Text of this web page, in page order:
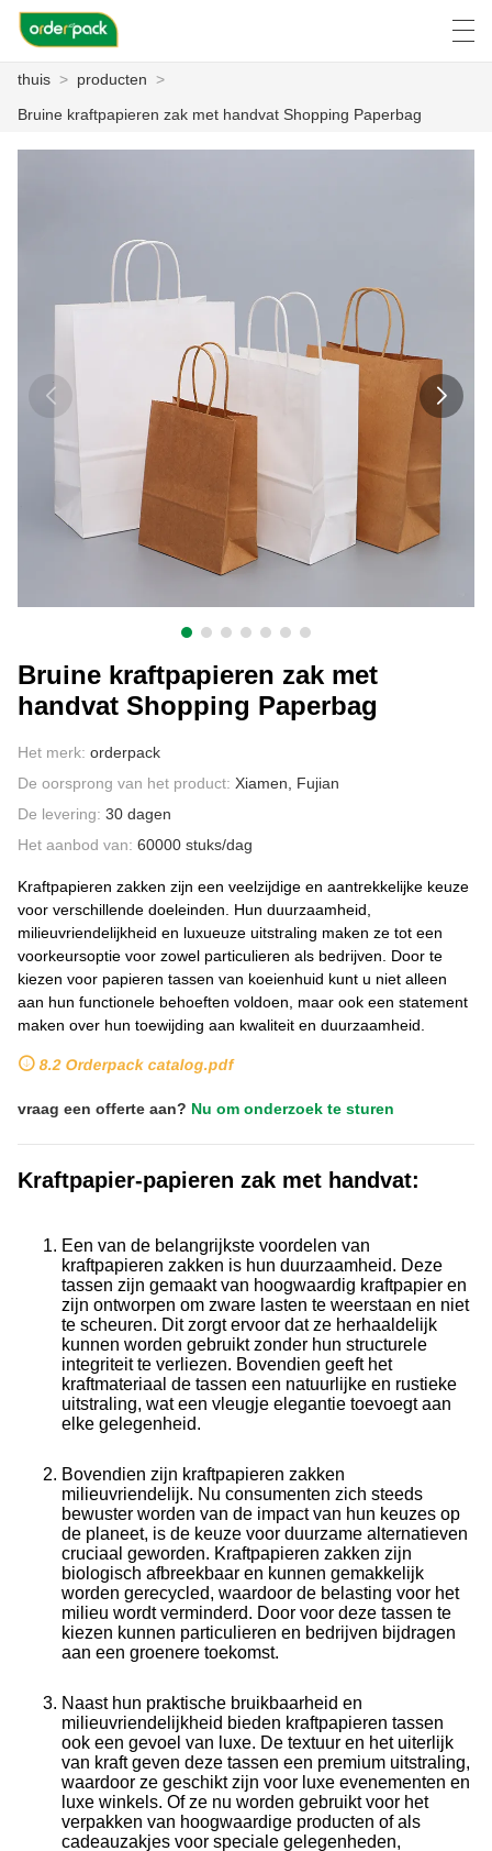
PRODUCTEN
OVER ONS
ZAAK C
CONTACT MET ONS
العربية Deutsch
thuis > producten >
Bruine kraftpapieren zak met handvat Shopping Paperbag
Bruine kraftpapieren zak met
handvat Shopping Paperbag
Het merk: orderpack
De oorsprong van het product: Xiamen, Fujian
De levering: 30 dagen
Het aanbod van: 60000 stuks/dag
Kraftpapieren zakken zijn een veelzijdige en aantrekkelijke keuze
voor verschillende doeleinden. Hun duurzaamheid,
milieuvriendelijkheid en luxueuze uitstraling maken ze tot een
voorkeursoptie voor zowel particulieren als bedrijven. Door te
kiezen voor papieren tassen van koeienhuid kunt u niet alleen
aan hun functionele behoeften voldoen, maar ook een statement
maken over hun toewijding aan kwaliteit en duurzaamheid.
8.2 Orderpack catalog.pdf
vraag een offerte aan? Nu om onderzoek te sturen
Kraftpapier-papieren zak met handvat:
Een van de belangrijkste voordelen van
kraftpapieren zakken is hun duurzaamheid. Deze
tassen zijn gemaakt van hoogwaardig kraftpapier en
zijn ontworpen om zware lasten te weerstaan ​​en niet
te scheuren. Dit zorgt ervoor dat ze herhaaldelijk
kunnen worden gebruikt zonder hun structurele
integriteit te verliezen. Bovendien geeft het
kraftmateriaal de tassen een natuurlijke en rustieke
uitstraling, wat een vleugje elegantie toevoegt aan
elke gelegenheid.
Bovendien zijn kraftpapieren zakken
milieuvriendelijk. Nu consumenten zich steeds
bewuster worden van de impact van hun keuzes op
de planeet, is de keuze voor duurzame alternatieven
cruciaal geworden. Kraftpapieren zakken zijn
biologisch afbreekbaar en kunnen gemakkelijk
worden gerecycled, waardoor de belasting voor het
milieu wordt verminderd. Door voor deze tassen te
kiezen kunnen particulieren en bedrijven bijdragen
aan een groenere toekomst.
Naast hun praktische bruikbaarheid en
milieuvriendelijkheid bieden kraftpapieren tassen
ook een gevoel van luxe. De textuur en het uiterlijk
van kraft geven deze tassen een premium uitstraling,
waardoor ze geschikt zijn voor luxe evenementen en
luxe winkels. Of ze nu worden gebruikt voor het
verpakken van hoogwaardige producten of als
cadeauzakjes voor speciale gelegenheden,